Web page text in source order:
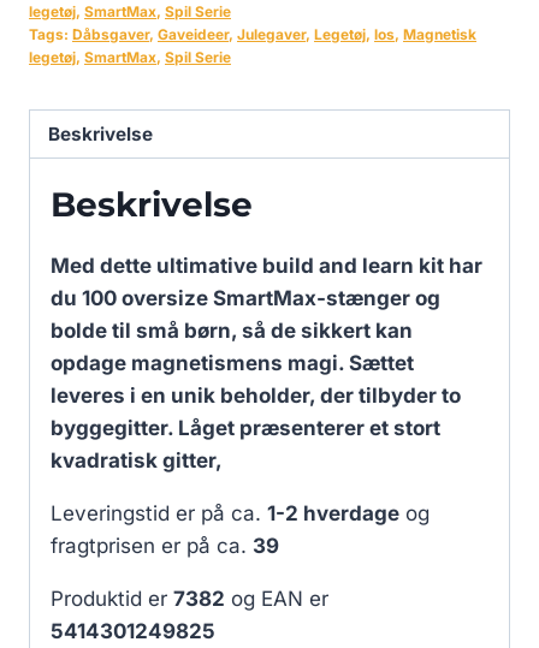
legetøj, SmartMax, Spil Serie
Tags: Dåbsgaver, Gaveideer, Julegaver, Legetøj, los, Magnetisk
legetøj, SmartMax, Spil Serie
Beskrivelse
Beskrivelse
Med dette ultimative build and learn kit har
du 100 oversize SmartMax-stænger og
bolde til små børn, så de sikkert kan
opdage magnetismens magi. Sættet
leveres i en unik beholder, der tilbyder to
byggegitter. Låget præsenterer et stort
kvadratisk gitter,
Leveringstid er på ca. 1-2 hverdage og
fragtprisen er på ca. 39
Produktid er 7382 og EAN er
5414301249825